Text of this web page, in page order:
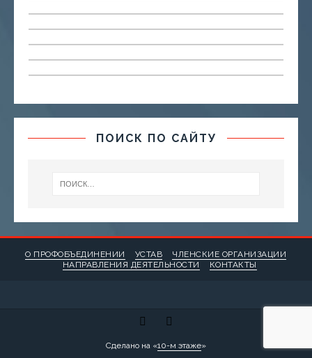
ПОИСК ПО САЙТУ
О ПРОФОБЪЕДИНЕНИИ УСТАВ
ЧЛЕНСКИЕ ОРГАНИЗАЦИИ
НАПРАВЛЕНИЯ ДЕЯТЕЛЬНОСТИ
КОНТАКТЫ
Сделано на «10-м этаже»